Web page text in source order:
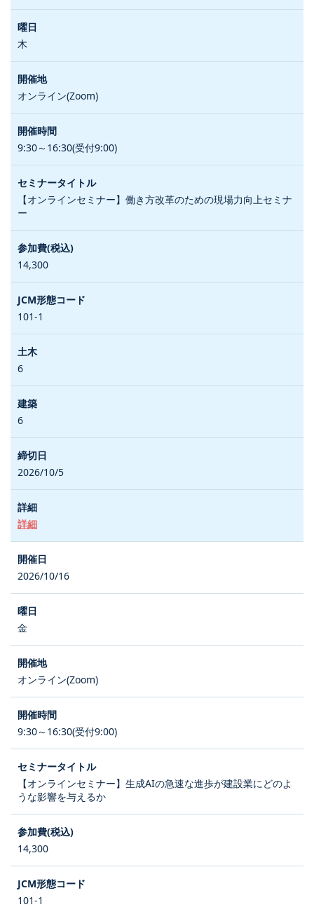
木
オンライン(Zoom)
9:30～16:30(受付9:00)
【オンラインセミナー】働き方改革のための現場力向上セミナ
ー
14,300
101-1
6
6
2026/10/5
詳細
2026/10/16
金
オンライン(Zoom)
9:30～16:30(受付9:00)
【オンラインセミナー】生成AIの急速な進歩が建設業にどのよ
うな影響を与えるか
14,300
101-1